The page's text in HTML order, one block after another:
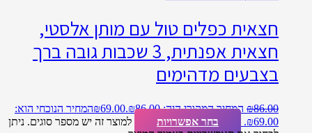
חצאית כפלים טול עם מותן אלסטי,
חצאית אפנתית, 3 שכבות גובה ברך
בצבעים מדהימים
₪86.00 המחיר המקורי היה: ₪86.00. ₪69.00
המחיר הנוכחי הוא:
₪69.00.
בחר אפשרויות
למוצר זה יש מספר סוגים. ניתן